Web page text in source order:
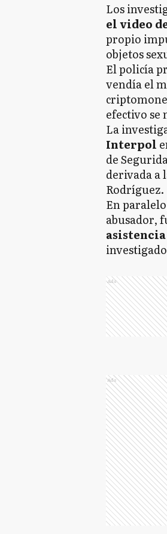
Los
el video
propio
objetos
El policía
vendía el
efectivo se
La
Interpol
de
derivada a
Rodríguez.
En
abusador,
asistencia
Ads
Ads